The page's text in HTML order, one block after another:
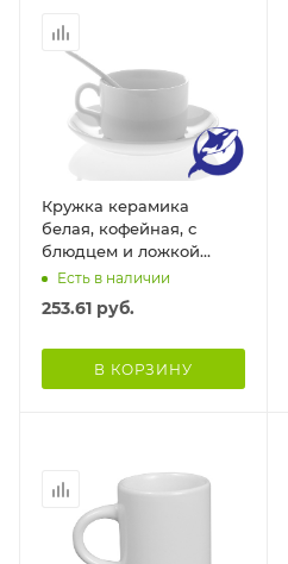
Кружка керамика
белая, кофейная, с
блюдцем и ложкой
110мл
Есть в наличии
253.61 руб.
В КОРЗИНУ